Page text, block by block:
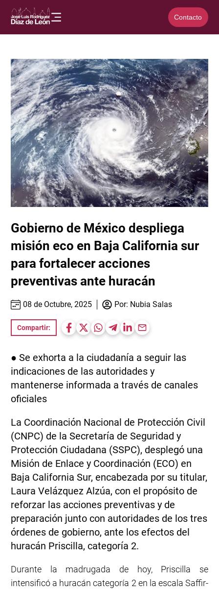
Contacto
Gobierno de México despliega
misión eco en Baja California sur
para fortalecer acciones
preventivas ante huracán
08 de Octubre, 2025 Por: Nubia Salas
Compartir:
● Se exhorta a la ciudadanía a seguir las
indicaciones de las autoridades y
mantenerse informada a través de canales
oficiales
La Coordinación Nacional de Protección Civil
(CNPC) de la Secretaría de Seguridad y
Protección Ciudadana (SSPC), desplegó una
Misión de Enlace y Coordinación (ECO) en
Baja California Sur, encabezada por su titular,
Laura Velázquez Alzúa, con el propósito de
reforzar las acciones preventivas y de
preparación junto con autoridades de los tres
órdenes de gobierno, ante los efectos del
huracán Priscilla, categoría 2.
Durante la madrugada de hoy, Priscilla se
intensificó a huracán categoría 2 en la escala Saffir-